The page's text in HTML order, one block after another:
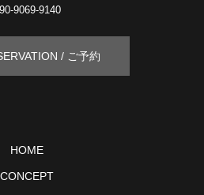
9069-9140
/ ご予約
HOME
CONCEPT